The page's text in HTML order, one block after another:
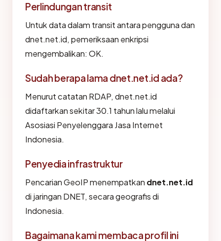
Perlindungan transit
Untuk data dalam transit antara pengguna dan
dnet.net.id, pemeriksaan enkripsi
mengembalikan: OK.
Sudah berapa lama dnet.net.id ada?
Menurut catatan RDAP, dnet.net.id
didaftarkan sekitar 30.1 tahun lalu melalui
Asosiasi Penyelenggara Jasa Internet
Indonesia.
Penyedia infrastruktur
Pencarian GeoIP menempatkan dnet.net.id
di jaringan DNET, secara geografis di
Indonesia.
Bagaimana kami membaca profil ini